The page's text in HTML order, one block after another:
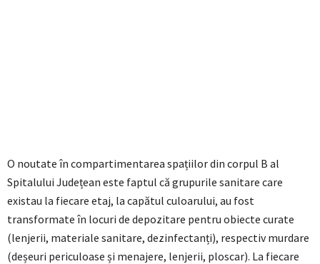
O noutate în compartimentarea spațiilor din corpul B al
Spitalului Județean este faptul că grupurile sanitare care
existau la fiecare etaj, la capătul culoarului, au fost
transformate în locuri de depozitare pentru obiecte curate
(lenjerii, materiale sanitare, dezinfectanți), respectiv murdare
(deșeuri periculoase și menajere, lenjerii, ploscar). La fiecare